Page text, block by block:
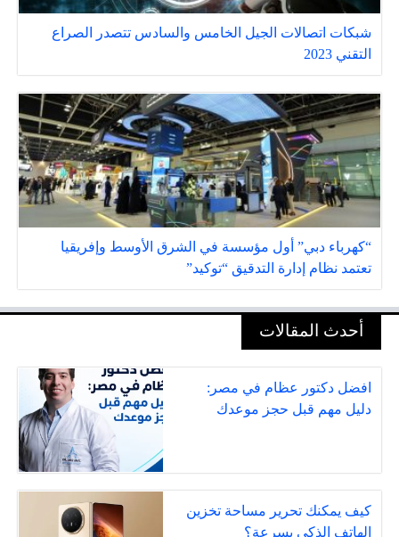
شبكات اتصالات الجيل الخامس والسادس تتصدر الصراع
التقني 2023
“كهرباء دبي” أول مؤسسة في الشرق الأوسط وإفريقيا
تعتمد نظام إدارة التدقيق “توكيد”
أحدث المقالات
افضل دكتور عظام في مصر:
دليل مهم قبل حجز موعدك
كيف يمكنك تحرير مساحة تخزين
الهاتف الذكي بسرعة؟